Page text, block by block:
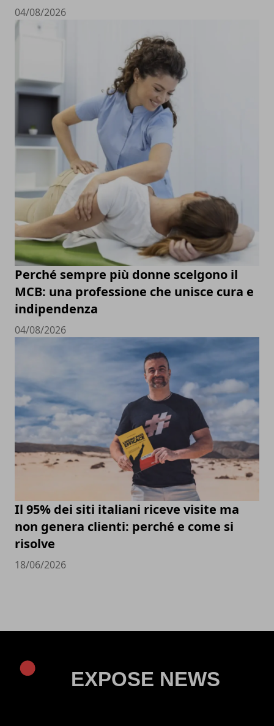
04/08/2026
Perché sempre più donne scelgono il
MCB: una professione che unisce cura e
indipendenza
04/08/2026
Il 95% dei siti italiani riceve visite ma
non genera clienti: perché e come si
risolve
18/06/2026